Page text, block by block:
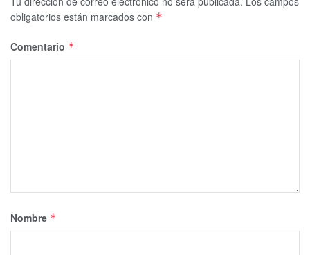
obligatorios están marcados con *
Comentario *
Nombre *